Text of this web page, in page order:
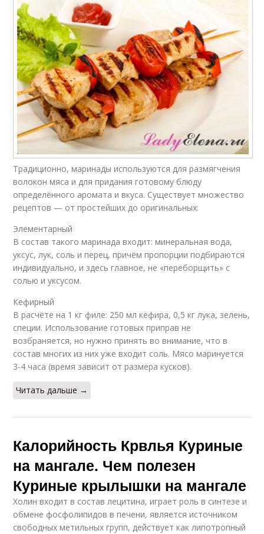
Традиционно, маринады используются для размягчения
волокон мяса и для придания готовому блюду
определённого аромата и вкуса. Существует множество
рецептов — от простейших до оригинальных:
Элементарный
В состав такого маринада входит: минеральная вода,
уксус, лук, соль и перец, причём пропорции подбираются
индивидуально, и здесь главное, не «переборщить» с
солью и уксусом.
Кефирный
В расчёте на 1 кг филе: 250 мл кефира, 0,5 кг лука, зелень,
специи. Использование готовых приправ не
возбраняется, но нужно принять во внимание, что в
состав многих из них уже входит соль. Мясо маринуется
3-4 часа (время зависит от размера кусков).
Читать дальше →
Калорийность Крвлья Куриные
на мангале. Чем полезен
Куриные крылышки на мангале
Холин входит в состав лецитина, играет роль в синтезе и
обмене фосфолипидов в печени, является источником
свободных метильных групп, действует как липотропный